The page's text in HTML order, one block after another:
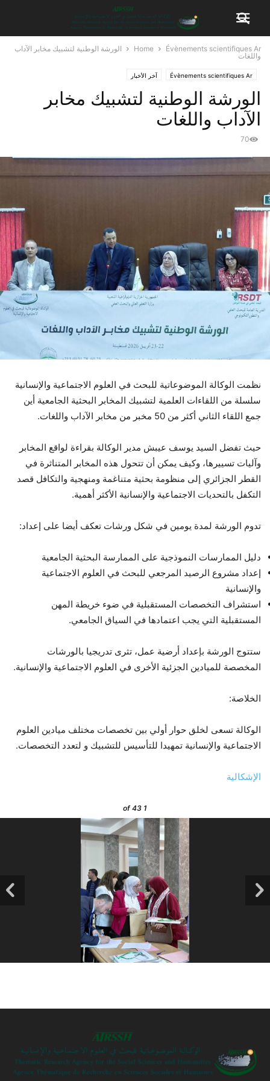
Home Évènements scientifiques Ar
الورشة الوطنية لتشبيك مخابر الآداب
واللغات
Évènements scientifiques Ar آخر الأخبار
الورشة الوطنية لتشبيك مخابر
الآداب واللغات
70
نظمت الوكالة الموضوعاتية للبحث في العلوم الاجتماعية والإنسانية
سلسلة من اللقاءات العلمية لتشبيك المخابر البحثية الجامعية أين
جمع اللقاء الثاني أكثر من 50 مخبر من مخابر الآداب واللغات.
حيث تفضل السيد يوسف عيبش مدير الوكالة بقراءة لواقع المخابر
وآليات تسييرها، وكيف يمكن أن تتحول هذه المخابر المتناثرة في
القطر الجزائري إلى منظومة بحثية متناغمة ومنهجية والتكافل قصد
التكفل بالتحديات الاجتماعية والإنسانية الأكثر أهمية.
تدوم الورشة لمدة يومين في شكل ورشات تعكف أيضا على إعداد:
دليل الممارسات النموذجية على الممارسة البحثية الجامعية
إعداد مشروع الرصيد المرجعي للبحث في العلوم الاجتماعية
والإنسانية
استشراف التخصصات المستقبلية في ضوء خريطة المهن
المستقبلية التي يجب اعتمادها في السياق الجامعي.
ستتوج الورشة بإعداد أرضية عمل، تثرى تدريجيا بالورشات
المخصصة للميادين الجزئية الأخرى في العلوم الاجتماعية والإنسانية.
الخلاصة:
الوكالة تسعى لخلق حوار أولي بين تخصصات مختلف ميادين العلوم
الاجتماعية والإنسانية تمهيدا للتأسيس للتشبيك و لتعدد التخصصات.
الإشكالية
1